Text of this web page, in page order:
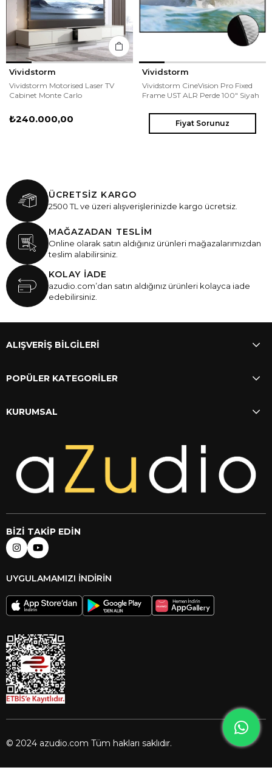
Vividstorm
Vividstorm Motorised Laser TV
Cabinet Monte Carlo
₺240.000,00 Fiyat Sorunuz
Vividstorm
Vividstorm CineVision Pro Fixed
Frame UST ALR Perde 100" Siyah
ÜCRETSİZ KARGO
2500 TL ve üzeri alışverişlerinizde kargo ücretsiz.
MAĞAZADAN TESLİM
Online olarak satın aldığınız ürünleri mağazalarımızdan
teslim alabilirsiniz.
KOLAY İADE
azudio.com’dan satın aldığınız ürünleri kolayca iade
edebilirsiniz.
ALIŞVERİŞ BİLGİLERİ
POPÜLER KATEGORİLER
KURUMSAL
BİZİ TAKİP EDİN
UYGULAMAMIZI İNDİRİN
© 2024 azudio.com Tüm hakları saklıdır.